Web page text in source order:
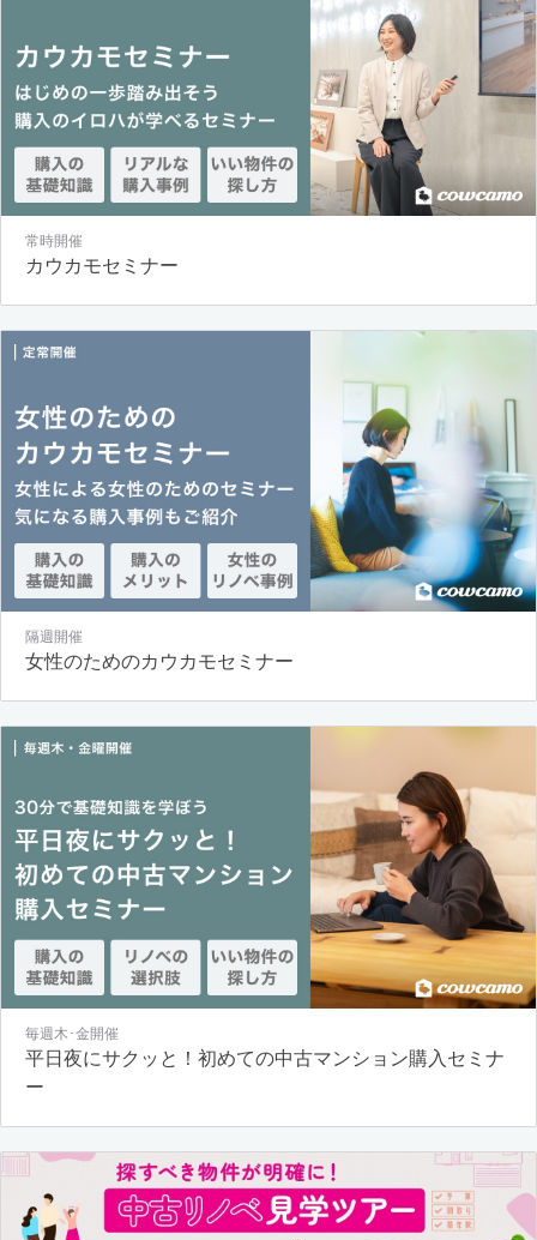
常時開催
カウカモセミナー
隔週開催
女性のためのカウカモセミナー
毎週木･金開催
平日夜にサクッと！初めての中古マンション購入セミナ
ー